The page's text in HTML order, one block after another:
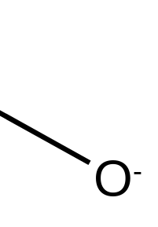
O-